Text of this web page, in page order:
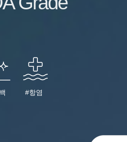
#항염